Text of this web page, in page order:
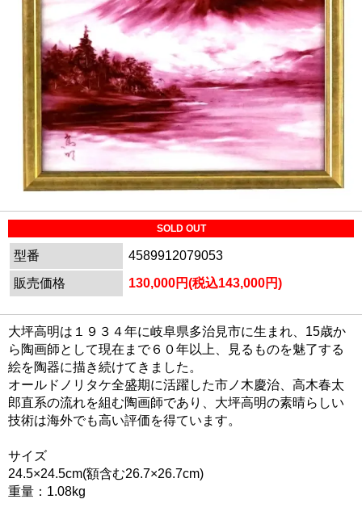
SOLD OUT
型番
4589912079053
販売価格
130,000円(税込143,000円)
大坪高明は１９３４年に岐阜県多治見市に生まれ、15歳か
ら陶画師として現在まで６０年以上、見るものを魅了する
絵を陶器に描き続けてきました。
オールドノリタケ全盛期に活躍した市ノ木慶治、高木春太
郎直系の流れを組む陶画師であり、大坪高明の素晴らしい
技術は海外でも高い評価を得ています。
サイズ
24.5×24.5cm(額含む26.7×26.7cm)
重量：1.08kg